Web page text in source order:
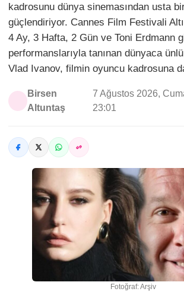
kadrosunu dünya sinemasından usta
güçlendiriyor. Cannes Film Festivali
4 Ay, 3 Hafta, 2 Gün ve Toni Erdmann
performanslarıyla tanınan dünyaca
Vlad Ivanov, filmin oyuncu kadrosuna
Birsen
Altuntaş
7 Ağustos 2026,
23:01
Fotoğraf: Arşiv